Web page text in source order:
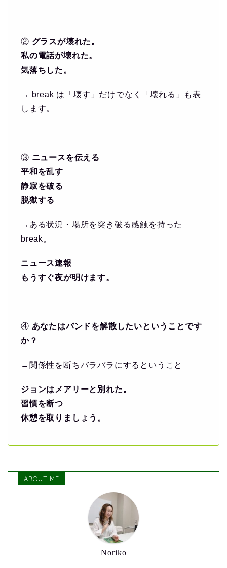
② グラスが壊れた。
私の電話が壊れた。
気落ちした。
→ break は「壊す」だけでなく「壊れる」も表
します。
③ ニュースを伝える
平和を乱す
静寂を破る
脱獄する
→ある状況・場所を突き破る感触を持った
break。
ニュース速報
もうすぐ夜が明けます。
④ あなたはバンドを解散したいということです
か？
→関係性を断ちバラバラにするということ
ジョンはメアリーと別れた。
習慣を断つ
休憩を取りましょう。
ABOUT ME
Noriko